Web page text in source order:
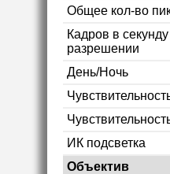
Общее кол-во
Кадров в
разрешении
День/Ночь
ИК подсветка
Объектив